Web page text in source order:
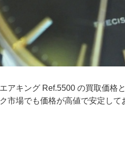
アキング Ref.5500 の買取価格
市場でも価格が高値で安定し